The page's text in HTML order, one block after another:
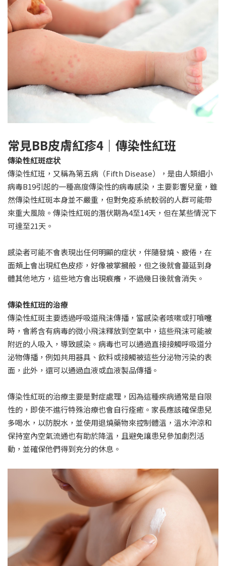
常見BB皮膚紅疹4｜傳染性紅班
傳染性紅斑症状
傳染性紅班，又稱為第五病（Fifth Disease），是由人類細小
病毒B19引起的一種高度傳染性的病毒感染，主要影響兒童，雖
然傳染性紅斑本身並不嚴重，但對免疫系統較弱的人群可能帶
來重大風險。傳染性紅斑的潛伏期為4至14天，但在某些情況下
可達至21天。
感染者可能不會表現出任何明顯的症状，伴隨發燒、疲倦，在
面頰上會出現紅色皮疹，好像被掌摑般，但之後就會蔓延到身
體其他地方，這些地方會出現痕癢，不過幾日後就會消失。
傳染性紅班的治療
傳染性紅斑主要透過呼吸道飛沫傳播，當感染者咳嗽或打噴嚏
時，會將含有病毒的微小飛沫釋放到空氣中，這些飛沫可能被
附近的人吸入，導致感染。病毒也可以通過直接接觸呼吸道分
泌物傳播，例如共用器具、飲料或接觸被這些分泌物污染的表
面，此外，還可以通過血液或血液製品傳播。
傳染性紅斑的治療主要是對症處理，因為這種疾病通常是自限
性的，即使不進行特殊治療也會自行痊癒。家長應該確保患兒
多喝水，以防脫水，並使用退燒藥物來控制體溫，溫水沖涼和
保持室內空氣流通也有助於降溫，且避免讓患兒參加劇烈活
動，並確保他們得到充分的休息。